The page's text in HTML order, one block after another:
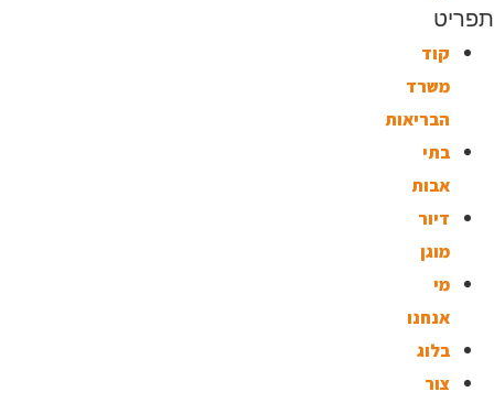
תפריט
קוד
משרד
הבריאות
בתי
אבות
דיור
מוגן
מי
אנחנו
בלוג
צור